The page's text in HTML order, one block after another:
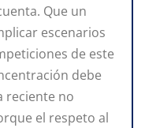
Que un
escenarios
de este
debe
reciente no
el respeto al